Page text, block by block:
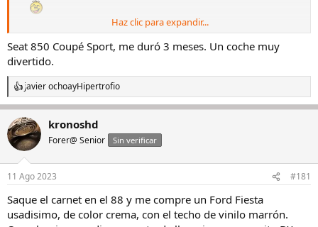
He rescatado esta foto que le hice y colgué en un hilo de
forocoches. Que tiempos cuando aún me peinaba a dos manos...
A ver los vuestros!!!
Haz clic para expandir...
Seat 850 Coupé Sport, me duró 3 meses. Un coche muy
divertido.
R
e
a
c
c
i
e
:
javier ochoayHipertrofio
kronoshd
Forer@ Senior Sin verificar
11 Ago 2023 #181
Saque el carnet en el 88 y me compre un Ford Fiesta
usadisimo, de color crema, con el techo de vinilo marrón.